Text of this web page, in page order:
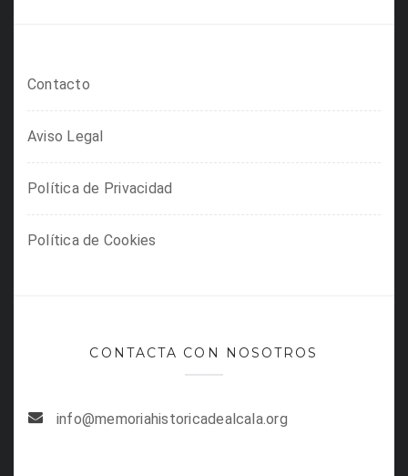
Contacto
Aviso Legal
Política de Privacidad
Política de Cookies
CONTACTA CON NOSOTROS
info@memoriahistoricadealcala.org